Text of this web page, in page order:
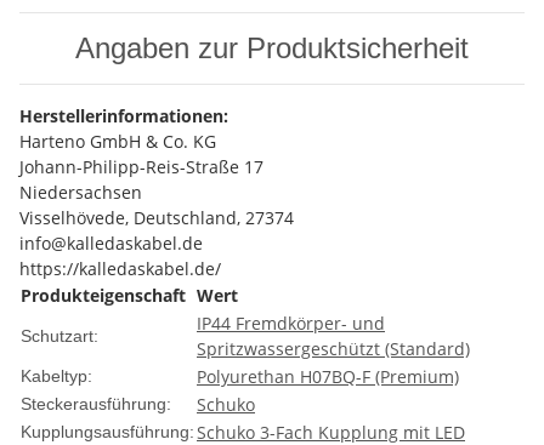
Angaben zur Produktsicherheit
Herstellerinformationen:
Harteno GmbH & Co. KG
Johann-Philipp-Reis-Straße 17
Niedersachsen
Visselhövede, Deutschland, 27374
info@kalledaskabel.de
https://kalledaskabel.de/
Produkteigenschaft Wert
Schutzart:
IP44 Fremdkörper- und
Spritzwassergeschützt (Standard)
Kabeltyp: Polyurethan H07BQ-F (Premium)
Steckerausführung: Schuko
Kupplungsausführung:Schuko 3-Fach Kupplung mit LED